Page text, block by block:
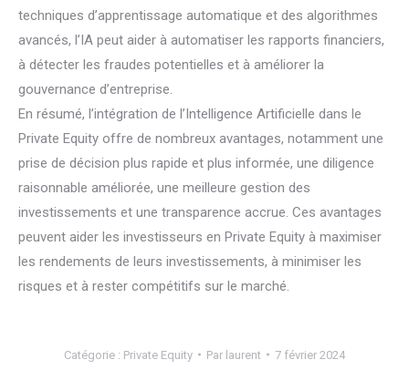
techniques d’apprentissage automatique et des algorithmes
avancés, l’IA peut aider à automatiser les rapports financiers,
à détecter les fraudes potentielles et à améliorer la
gouvernance d’entreprise.
En résumé, l’intégration de l’Intelligence Artificielle dans le
Private Equity offre de nombreux avantages, notamment une
prise de décision plus rapide et plus informée, une diligence
raisonnable améliorée, une meilleure gestion des
investissements et une transparence accrue. Ces avantages
peuvent aider les investisseurs en Private Equity à maximiser
les rendements de leurs investissements, à minimiser les
risques et à rester compétitifs sur le marché.
Catégorie : Private Equity Par laurent 7 février 2024